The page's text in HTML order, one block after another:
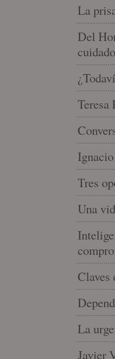
La
Del
cuidado
Teresa
Tres
Una
Claves
La
Javier